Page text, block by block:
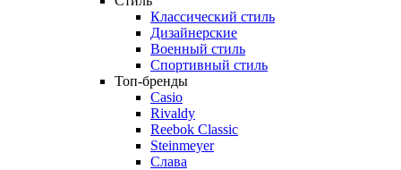
Классический стиль
Дизайнерские
Военный стиль
Спортивный стиль
Топ-бренды
Casio
Rivaldy
Reebok Classic
Steinmeyer
Слава